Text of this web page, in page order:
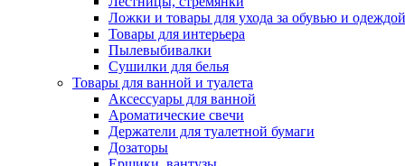
Ложки и товары для ухода за обувью и одеждой
Товары для интерьера
Пылевыбивалки
Сушилки для белья
Товары для ванной и туалета
Аксессуары для ванной
Ароматические свечи
Держатели для туалетной бумаги
Дозаторы